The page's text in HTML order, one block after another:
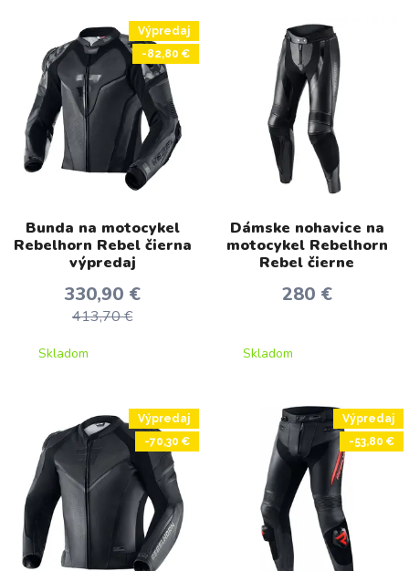
Výpredaj
-82,80 €
Bunda na motocykel
Rebelhorn Rebel čierna
výpredaj
330,90 €
413,70 €
Skladom
Dámske nohavice na
motocykel Rebelhorn
Rebel čierne
280 €
Skladom
Výpredaj
-70,30 €
Výpredaj
-53,80 €